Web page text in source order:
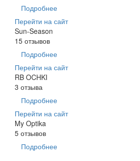
Подробнее
Перейти на сайт
Sun-Season
15 отзывов
Подробнее
Перейти на сайт
RB OCHKI
3 отзыва
Подробнее
Перейти на сайт
My Optika
5 отзывов
Подробнее